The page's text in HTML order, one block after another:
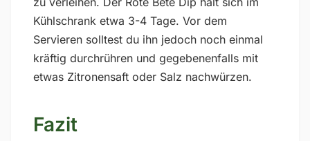
Kühlschrank etwa 3-4 Tage. Vor dem
Servieren solltest du ihn jedoch noch einmal
kräftig durchrühren und gegebenenfalls mit
etwas Zitronensaft oder Salz nachwürzen.
Fazit